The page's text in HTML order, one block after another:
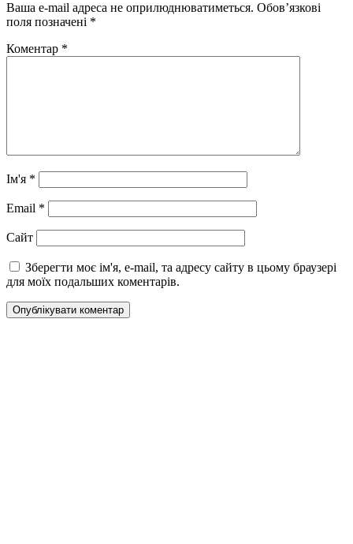
Ваша e-mail адреса не оприлюднюватиметься. Обов’язкові
поля позначені *
Коментар *
Ім'я *
Email *
Сайт
Зберегти моє ім'я, e-mail, та адресу сайту в цьому браузері
для моїх подальших коментарів.